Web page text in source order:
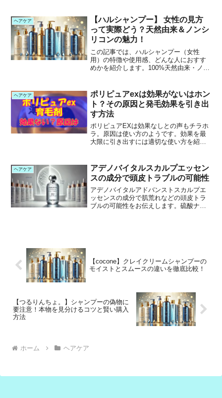
と正規品を確実に手に入れる方法を詳し
く解説します。この記事を...
ヘアケア
【ハルシャンプー】 女性の見方
って実際どう？天然由来＆ノンシ
リコンの魅力！
この記事では、ハルシャンプー（女性
用）の特徴や使用感、どんな人におすす
めかを紹介します。100%天然由来・ノン
で、頭皮や髪のダメージ補修をサポート
するのが魅力です。「使...
ヘアケア
ポリピュアexは効果がないはホン
ト？その原因と発毛効果を引き出
す方法
ポリピュアEXは効果なしとの声もチラホ
ラ。原因は使い方のようです。効果を最
大限に引き出すには適切な使い方を紹介
ヘアケア
アデノバイタルスカルプエッセン
スの成分で頭皮トラブルの可能性
アデノバイタルアドバンストスカルプエ
ッセンスの成分で肌荒れなどの頭皮トラ
ブルの可能性をお伝えします。硫酸ナト
【cocone】クレイクリームシャンプーの
モイストとスムースの違いを徹底比較！
【つるりんちょ。】シャンプーの偽物に
要注意！本物を見分けるコツと賢い購入
方法
ホーム ヘアケア